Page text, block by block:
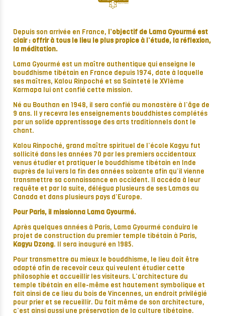
Depuis son arrivée en France, l’objectif de Lama Gyourmé est
clair : offrir à tous le lieu le plus propice à l’étude, la réflexion,
la méditation.
Lama Gyourmé est un maître authentique qui enseigne le
bouddhisme tibétain en France depuis 1974, date à laquelle
ses maîtres, Kalou Rinpoché et sa Sainteté le XVIème
Karmapa lui ont confié cette mission.
Né au Bouthan en 1948, il sera confié au monastère à l’âge de
9 ans. Il y recevra les enseignements bouddhistes complétés
par un solide apprentissage des arts traditionnels dont le
chant.
Kalou Rinpoché, grand maître spirituel de l’école Kagyu fut
sollicité dans les années 70 par les premiers occidentaux
venus étudier et pratiquer le bouddhisme tibétain en Inde
auprès de lui vers la fin des années soixante afin qu’il vienne
transmettre sa connaissance en occident. Il accéda à leur
requête et par la suite, délégua plusieurs de ses Lamas au
Canada et dans plusieurs pays d’Europe.
Pour Paris, il missionna Lama Gyourmé.
Après quelques années à Paris, Lama Gyourmé conduira le
projet de construction du premier temple tibétain à Paris,
Kagyu Dzong. Il sera inauguré en 1985.
Pour transmettre au mieux le bouddhisme, le lieu doit être
adapté afin de recevoir ceux qui veulent étudier cette
philosophie et accueillir les visiteurs. L’architecture du
temple tibétain en elle-même est hautement symbolique et
fait ainsi de ce lieu du bois de Vincennes, un endroit privilégié
pour prier et se recueillir. Du fait même de son architecture,
c’est ainsi aussi une préservation de la culture tibétaine.